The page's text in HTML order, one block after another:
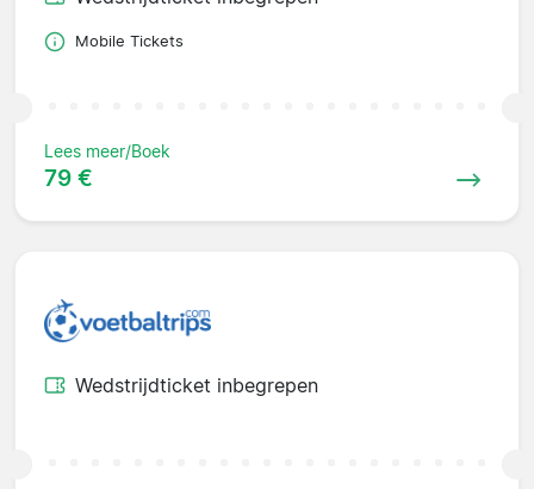
Mobile Tickets
Lees meer/Boek
79 €
Wedstrijdticket inbegrepen